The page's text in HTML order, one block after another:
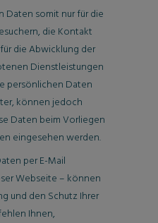
Daten somit nur für die
die Kontakt
die Abwicklung der
Dienstleistungen
persönlichen Daten
können jedoch
Daten beim Vorliegen
eingesehen werden.
per E-Mail
Webseite – können
und den Schutz Ihrer
Ihnen,